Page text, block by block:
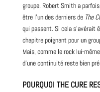
groupe. Robert Smith a
être l’un des derniers de The
qui passent. Si cela s’avérait
chapitre poignant pour un
Mais, comme le rock lui-
d’une continuité reste bien
POURQUOI THE CURE